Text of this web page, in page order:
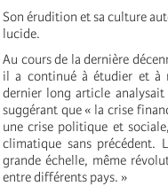
Son érudition et sa culture
lucide.
Au cours de la dernière
il a continué à étudier et à
dernier long article
suggérant que « la crise
une crise politique et
climatique sans précédent.
grande échelle, même
entre différents pays. »